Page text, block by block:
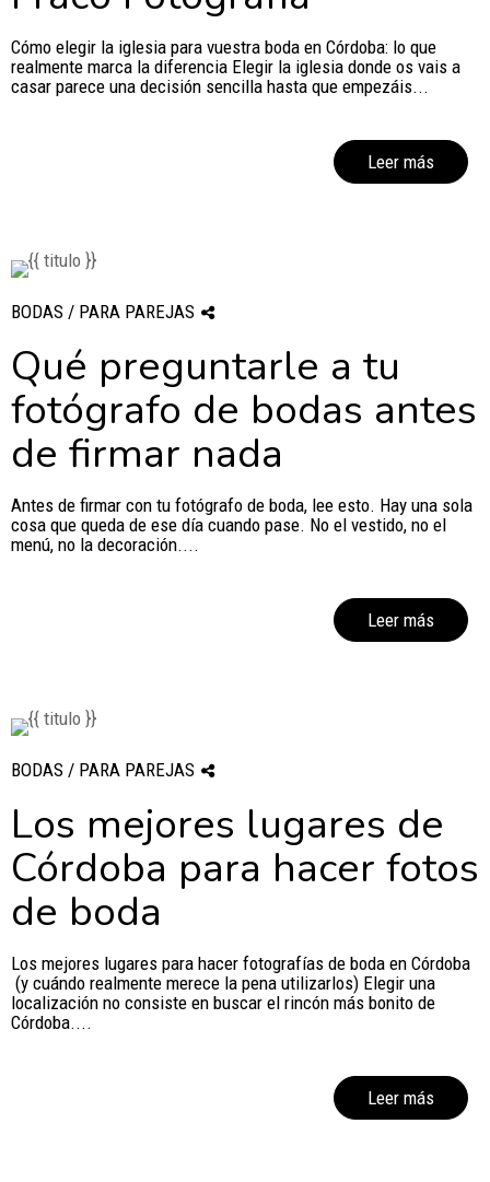
Cómo elegir la iglesia para vuestra boda en Córdoba: lo que
realmente marca la diferencia Elegir la iglesia donde os vais a
casar parece una decisión sencilla hasta que empezáis...
Leer más
BODAS / PARA PAREJAS
Qué preguntarle a tu
fotógrafo de bodas antes
de firmar nada
Antes de firmar con tu fotógrafo de boda, lee esto. Hay una sola
cosa que queda de ese día cuando pase. No el vestido, no el
menú, no la decoración....
Leer más
BODAS / PARA PAREJAS
Los mejores lugares de
Córdoba para hacer fotos
de boda
Los mejores lugares para hacer fotografías de boda en Córdoba
(y cuándo realmente merece la pena utilizarlos) Elegir una
localización no consiste en buscar el rincón más bonito de
Córdoba....
Leer más